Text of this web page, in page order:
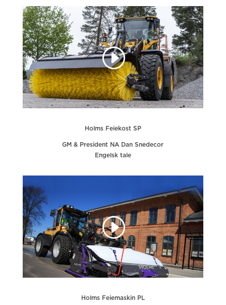
Holms Feiekost SP
GM & President NA Dan Snedecor
Engelsk tale
Holms Feiemaskin PL